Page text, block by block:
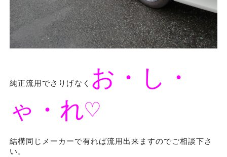
純正流用でさりげなく お・し・
ゃ・れ♡
結構同じメーカーで有れば流用出来ますのでご相談下さ
い。